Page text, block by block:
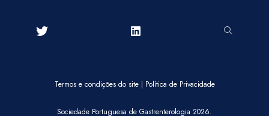
Termos e condições do site| Política de Privacidade
Sociedade Portuguesa de Gastrenterologia 2026.